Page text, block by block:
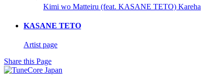
Kimi wo Matteiru (feat. KASANE TETO) Kareha
KASANE TETO
Artist page
Share this Page